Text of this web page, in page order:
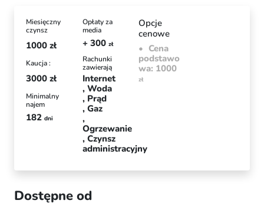
Miesięczny
czynsz
1000 zł
Kaucja :
3000 zł
Minimalny
najem
182 dni
Opłaty za
media
+ 300 zł
Rachunki
zawierają
Internet
Woda
Prąd
Gaz
Ogrzewanie
Czynsz
administracyjny
Opcje
cenowe
Cena
podstawo
wa: 1000
zł
Dostępne od